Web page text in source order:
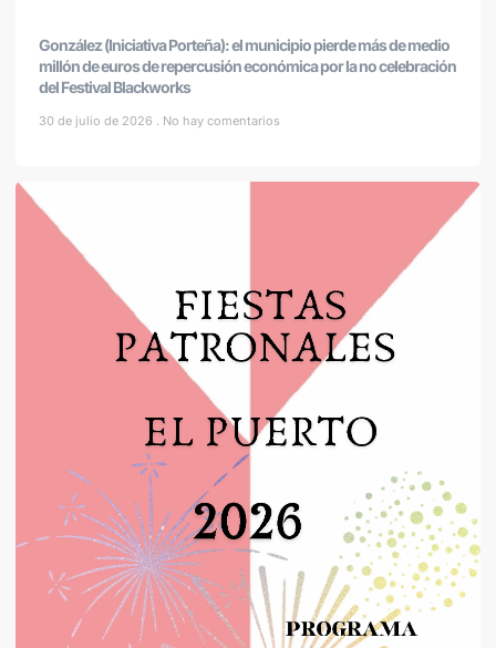
González (Iniciativa Porteña): el municipio pierde más de medio
millón de euros de repercusión económica por la no celebración
del Festival Blackworks
30 de julio de 2026 No hay comentarios